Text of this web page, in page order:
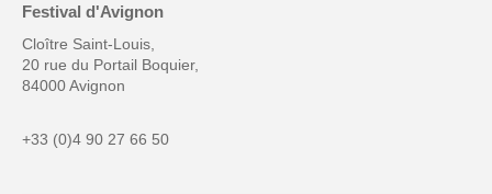
Festival d'Avignon
Cloître Saint-Louis,
20 rue du Portail Boquier,
84000 Avignon
+33 (0)4 90 27 66 50